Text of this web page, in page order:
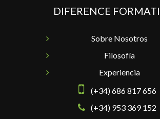
DIFERENCE
Sobre Nosotros
Filosofía
Experiencia
(+34) 686 817 656
(+34) 953 369 152